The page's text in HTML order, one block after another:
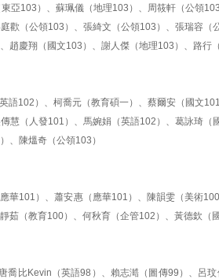
亞103）、蘇珮儀（地理103）、周筱軒（公領
歡（公領103）、張綺文（公領103）、張瑞容（
慶翔（國文103）、謝人傑（地理103）、路行
語102）、柯喬元（教育碩一）、蔡爾安（國文
慧（人發101）、馬婉娟（英語102）、葛詠琦（
、陳熅奇（公領103）
華101）、蕭安惠（應華101）、陳韻雯（美術
（教育100）、何秋育（企管102）、黃德欽（國
比Kevin（英語98）、賴志澔（圖傳99）、呂玟